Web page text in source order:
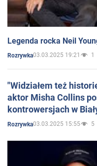
Legenda rocka Neil
Rozrywka03.03.2025 19:21 1
"Widziałem też
aktor Misha Collins
kontrowersjach w
Rozrywka03.03.2025 15:55 5